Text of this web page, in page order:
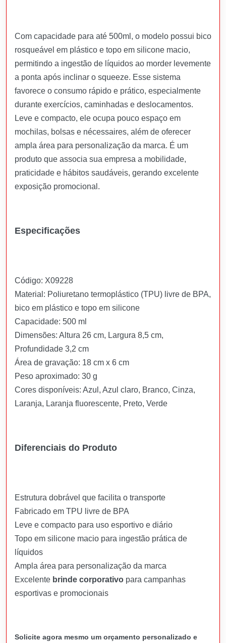
Com capacidade para até 500ml, o modelo possui bico
rosqueável em plástico e topo em silicone macio,
permitindo a ingestão de líquidos ao morder levemente
a ponta após inclinar o squeeze. Esse sistema
favorece o consumo rápido e prático, especialmente
durante exercícios, caminhadas e deslocamentos.
Leve e compacto, ele ocupa pouco espaço em
mochilas, bolsas e nécessaires, além de oferecer
ampla área para personalização da marca. É um
produto que associa sua empresa a mobilidade,
praticidade e hábitos saudáveis, gerando excelente
exposição promocional.
Especificações
Código: X09228
Material: Poliuretano termoplástico (TPU) livre de BPA,
bico em plástico e topo em silicone
Capacidade: 500 ml
Dimensões: Altura 26 cm, Largura 8,5 cm,
Profundidade 3,2 cm
Área de gravação: 18 cm x 6 cm
Peso aproximado: 30 g
Cores disponíveis: Azul, Azul claro, Branco, Cinza,
Laranja, Laranja fluorescente, Preto, Verde
Diferenciais do Produto
Estrutura dobrável que facilita o transporte
Fabricado em TPU livre de BPA
Leve e compacto para uso esportivo e diário
Topo em silicone macio para ingestão prática de
líquidos
Ampla área para personalização da marca
Excelente brinde corporativo para campanhas
esportivas e promocionais
Solicite agora mesmo um orçamento personalizado e